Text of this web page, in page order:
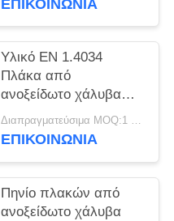
ΕΠΙΚΟΙΝΩΝΊΑ
Υλικό EN 1.4034
Πλάκα από
ανοξείδωτο χάλυβα
DIN X46Cr13
Διαπραγματεύσιμα MOQ:1 τόνος
ΕΠΙΚΟΙΝΩΝΊΑ
Πηνίο πλακών από
ανοξείδωτο χάλυβα